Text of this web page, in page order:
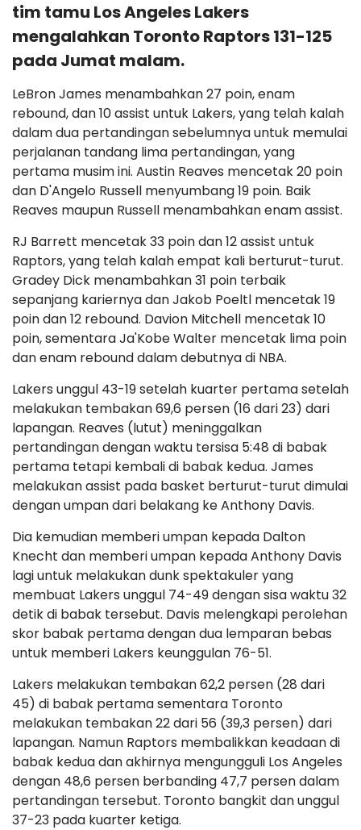
tim tamu Los Angeles Lakers
mengalahkan Toronto Raptors 131-125
pada Jumat malam.
LeBron James menambahkan 27 poin, enam
rebound, dan 10 assist untuk Lakers, yang telah kalah
dalam dua pertandingan sebelumnya untuk memulai
perjalanan tandang lima pertandingan, yang
pertama musim ini. Austin Reaves mencetak 20 poin
dan D'Angelo Russell menyumbang 19 poin. Baik
Reaves maupun Russell menambahkan enam assist.
RJ Barrett mencetak 33 poin dan 12 assist untuk
Raptors, yang telah kalah empat kali berturut-turut.
Gradey Dick menambahkan 31 poin terbaik
sepanjang kariernya dan Jakob Poeltl mencetak 19
poin dan 12 rebound. Davion Mitchell mencetak 10
poin, sementara Ja'Kobe Walter mencetak lima poin
dan enam rebound dalam debutnya di NBA.
Lakers unggul 43-19 setelah kuarter pertama setelah
melakukan tembakan 69,6 persen (16 dari 23) dari
lapangan. Reaves (lutut) meninggalkan
pertandingan dengan waktu tersisa 5:48 di babak
pertama tetapi kembali di babak kedua. James
melakukan assist pada basket berturut-turut dimulai
dengan umpan dari belakang ke Anthony Davis.
Dia kemudian memberi umpan kepada Dalton
Knecht dan memberi umpan kepada Anthony Davis
lagi untuk melakukan dunk spektakuler yang
membuat Lakers unggul 74-49 dengan sisa waktu 32
detik di babak tersebut. Davis melengkapi perolehan
skor babak pertama dengan dua lemparan bebas
untuk memberi Lakers keunggulan 76-51.
Lakers melakukan tembakan 62,2 persen (28 dari
45) di babak pertama sementara Toronto
melakukan tembakan 22 dari 56 (39,3 persen) dari
lapangan. Namun Raptors membalikkan keadaan di
babak kedua dan akhirnya mengungguli Los Angeles
dengan 48,6 persen berbanding 47,7 persen dalam
pertandingan tersebut. Toronto bangkit dan unggul
37-23 pada kuarter ketiga.